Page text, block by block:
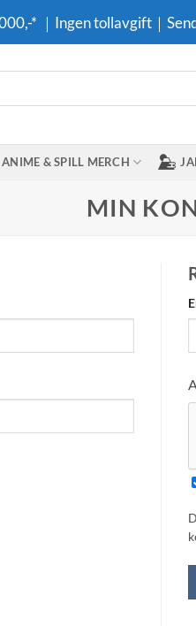
* ｜Ingen tollavgift｜
ANIME & SPILL MERCH
MIN